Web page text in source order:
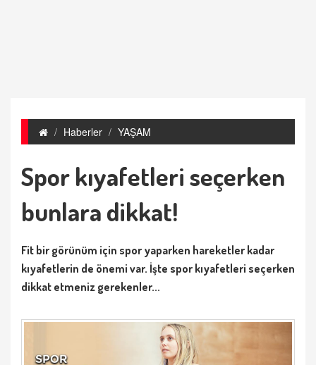
Haberler YAŞAM
Spor kıyafetleri seçerken
bunlara dikkat!
Fit bir görünüm için spor yaparken hareketler kadar
kıyafetlerin de önemi var. İşte spor kıyafetleri seçerken
dikkat etmeniz gerekenler...